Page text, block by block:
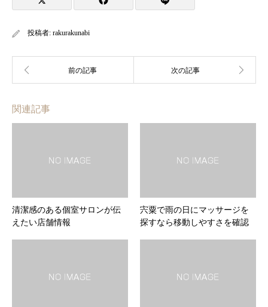
投稿者: rakurakunabi
関連記事
清潔感のある個室サロンが伝
えたい店舗情報
宍粟で雨の日にマッサージを
探すなら移動しやすさを確認